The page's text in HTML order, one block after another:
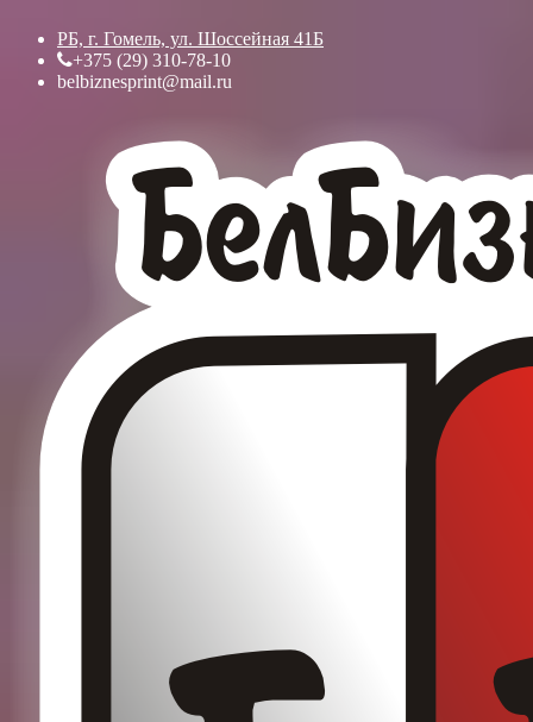
РБ, г. Гомель, ул. Шоссейная 41Б
+375 (29) 310-78-10
belbiznesprint@mail.ru